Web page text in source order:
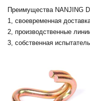
Преимущества NANJING
1, своевременная
2, производственные
3, собственная